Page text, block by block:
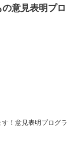
意見表明プロ
！意見表明プログラ